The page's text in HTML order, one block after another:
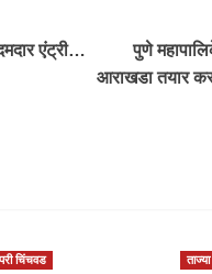
एंट्री…
पुणे
आराखडा तयार
चिंचवड ताज्या